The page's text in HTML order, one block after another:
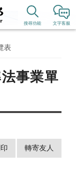
文字客服
搜尋功能
平等
表
事業單
轉寄友人